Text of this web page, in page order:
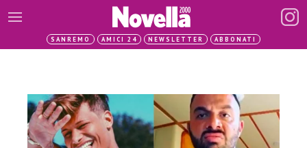
SANREMO AMICI 24 NEWSLETTER ABBONATI